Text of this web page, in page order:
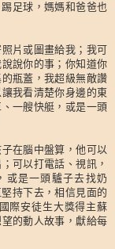
足球，媽媽和爸爸也
片或圖畫給我；我可
說你的事；你知道你
瓶蓋，我超級無敵讚
我看清楚你身邊的東
一艘快艇，或是一頭
在腦中盤算，他可以
可以打電話、視訊，
或是一頭驢子去找奶
持下去，相信見面的
際安徒生大獎得主蘇
的動人故事，獻給每